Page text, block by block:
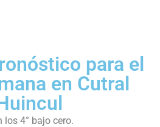
para el
en Cutral
4° bajo cero.